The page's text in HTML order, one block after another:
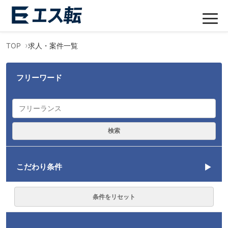
TOP 求人・案件一覧
フリーワード
検索
こだわり条件
条件をリセット